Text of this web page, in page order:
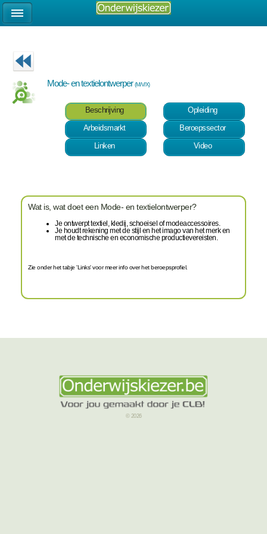
Mode- en textielontwerper(M/V/X)
Beschrijving
Opleiding
Arbeidsmarkt
Beroepssector
Linken
Video
Wat is, wat doet een Mode- en textielontwerper?
Je ontwerpt textiel, kledij, schoeisel of modeaccessoires.
Je houdt rekening met de stijl en het imago van het merk en
met de technische en economische productievereisten.
Zie onder het tabje 'Links' voor meer info over het beroepsprofiel.
© 2026